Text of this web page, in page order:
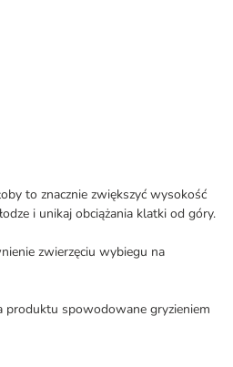
to znacznie zwiększyć wysokość
i unikaj obciążania klatki od góry.
zwierzęciu wybiegu na
produktu spowodowane gryzieniem